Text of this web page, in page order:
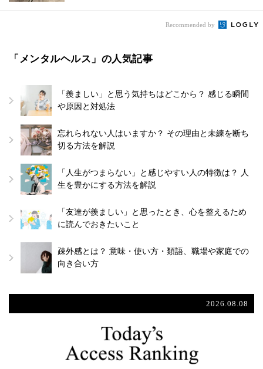
Recommended by
「メンタルヘルス」の人気記事
「羨ましい」と思う気持ちはどこから？ 感じる瞬間
や原因と対処法
忘れられない人はいますか？ その理由と未練を断ち
切る方法を解説
「人生がつまらない」と感じやすい人の特徴は？ 人
生を豊かにする方法を解説
「友達が羨ましい」と思ったとき、心を整えるため
に読んでおきたいこと
疎外感とは？ 意味・使い方・類語、職場や家庭での
向き合い方
2026.08.08